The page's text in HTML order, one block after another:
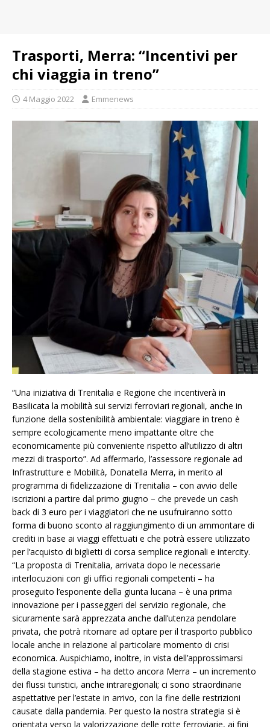
Trasporti, Merra: “Incentivi per
chi viaggia in treno”
4 Maggio 2022 Emmenews
“Una iniziativa di Trenitalia e Regione che incentiverà in
Basilicata la mobilità sui servizi ferroviari regionali, anche in
funzione della sostenibilità ambientale: viaggiare in treno è
sempre ecologicamente meno impattante oltre che
economicamente più conveniente rispetto all’utilizzo di altri
mezzi di trasporto”. Ad affermarlo, l’assessore regionale ad
Infrastrutture e Mobilità, Donatella Merra, in merito al
programma di fidelizzazione di Trenitalia – con avvio delle
iscrizioni a partire dal primo giugno – che prevede un cash
back di 3 euro per i viaggiatori che ne usufruiranno sotto
forma di buono sconto al raggiungimento di un ammontare di
crediti in base ai viaggi effettuati e che potrà essere utilizzato
per l’acquisto di biglietti di corsa semplice regionali e intercity.
“La proposta di Trenitalia, arrivata dopo le necessarie
interlocuzioni con gli uffici regionali competenti – ha
proseguito l’esponente della giunta lucana – è una prima
innovazione per i passeggeri del servizio regionale, che
sicuramente sarà apprezzata anche dall’utenza pendolare
privata, che potrà ritornare ad optare per il trasporto pubblico
locale anche in relazione al particolare momento di crisi
economica. Auspichiamo, inoltre, in vista dell’approssimarsi
della stagione estiva – ha detto ancora Merra – un incremento
dei flussi turistici, anche intraregionali; ci sono straordinarie
aspettative per l’estate in arrivo, con la fine delle restrizioni
causate dalla pandemia. Per questo la nostra strategia si è
orientata verso la valorizzazione delle rotte ferroviarie, ai fini